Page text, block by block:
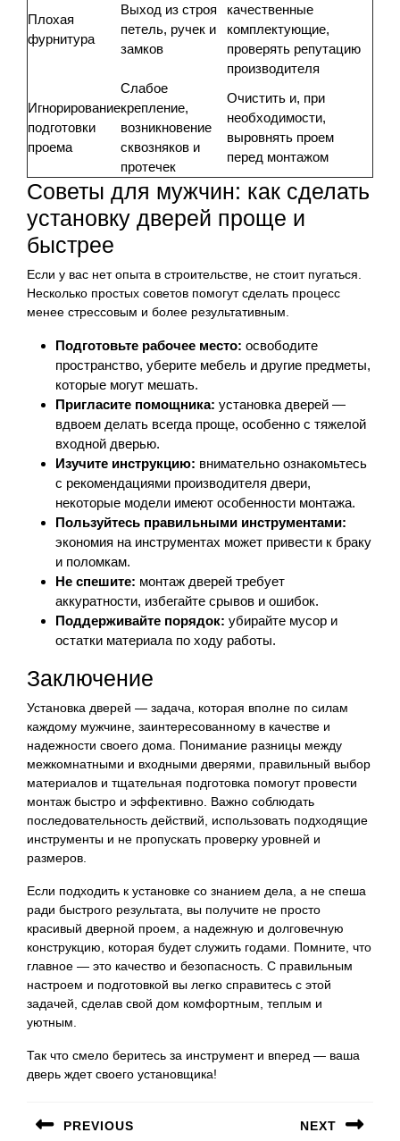
Плохая
фурнитура
Выход из строя
петель, ручек и
замков
качественные
комплектующие,
проверять репутацию
производителя
Игнорирование
подготовки
проема
Слабое
крепление,
возникновение
сквозняков и
протечек
Очистить и, при
необходимости,
выровнять проем
перед монтажом
Советы для мужчин: как сделать
установку дверей проще и
быстрее
Если у вас нет опыта в строительстве, не стоит пугаться.
Несколько простых советов помогут сделать процесс
менее стрессовым и более результативным.
Подготовьте рабочее место: освободите
пространство, уберите мебель и другие предметы,
которые могут мешать.
Пригласите помощника: установка дверей —
вдвоем делать всегда проще, особенно с тяжелой
входной дверью.
Изучите инструкцию: внимательно ознакомьтесь
с рекомендациями производителя двери,
некоторые модели имеют особенности монтажа.
Пользуйтесь правильными инструментами:
экономия на инструментах может привести к браку
и поломкам.
Не спешите: монтаж дверей требует
аккуратности, избегайте срывов и ошибок.
Поддерживайте порядок: убирайте мусор и
остатки материала по ходу работы.
Заключение
Установка дверей — задача, которая вполне по силам
каждому мужчине, заинтересованному в качестве и
надежности своего дома. Понимание разницы между
межкомнатными и входными дверями, правильный выбор
материалов и тщательная подготовка помогут провести
монтаж быстро и эффективно. Важно соблюдать
последовательность действий, использовать подходящие
инструменты и не пропускать проверку уровней и
размеров.
Если подходить к установке со знанием дела, а не спеша
ради быстрого результата, вы получите не просто
красивый дверной проем, а надежную и долговечную
конструкцию, которая будет служить годами. Помните, что
главное — это качество и безопасность. С правильным
настроем и подготовкой вы легко справитесь с этой
задачей, сделав свой дом комфортным, теплым и
уютным.
Так что смело беритесь за инструмент и вперед — ваша
дверь ждет своего установщика!
PREVIOUS NEXT